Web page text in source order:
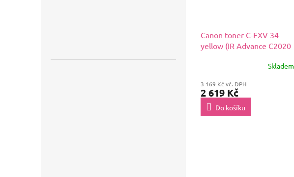
Canon toner C-EXV 34
yellow (IR Advance C2020
Skladem
3 169 Kč vč. DPH
2 619 Kč
Do košíku